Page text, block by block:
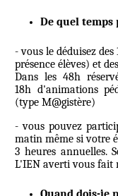
De quel temps
- vous le déduisez des
présence élèves) et
Dans les 48h
18h d'animations
(type M@gistère)
- vous pouvez
matin même si votre
3 heures annuelles.
L'IEN averti vous fait